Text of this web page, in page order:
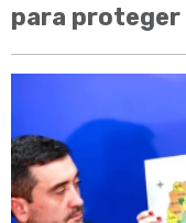
para proteger